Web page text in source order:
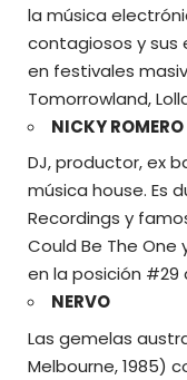
la música
contagiosos y sus
en festivales
Tomorrowland,
NICKY ROMERO
DJ, productor, ex
música house. Es
Recordings y
Could Be The One
en la posición #29
NERVO
Las gemelas
Melbourne, 1985)